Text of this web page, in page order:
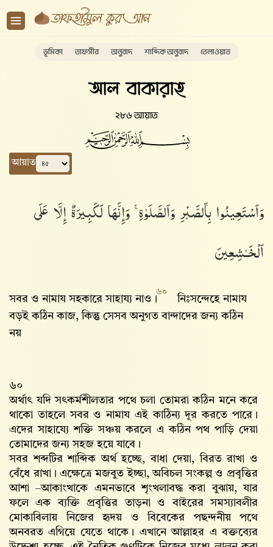
ভূমিকা তাফসীর অনুবাদ শাব্দিক অনুবাদ তেলাওয়াত
আল বাকারাহ
২৮৬ আয়াত
আয়াত
وَٱسْتَعِينُوا۟ بِٱلصَّبْرِ وَٱلصَّلَوٰةِ ۚ وَإِنَّهَا لَكَبِيرَةٌ إِلَّا عَلَى
ٱلْخَـٰشِعِينَ
সবর ও নামায সহকারে সাহায্য নাও।
৬০
নিঃসন্দেহে নামায
বড়ই কঠিন কাজ, কিন্তু সেসব অনুগত বান্দাদের জন্য কঠিন
নয়
৬০
অর্থাৎ যদি সৎকর্মশীলতার পথে চলা তোমরা কঠিন মনে করে
থাকো তাহলে সবর ও নামায এই কাঠিন্য দূর করতে পারে।
এদের সাহায্যে শক্তি সঞ্চয় করলে এ কঠিন পথ পাড়ি দেয়া
তোমাদের জন্য সহজ হয়ে যাবে।
সবর শব্দটির শাব্দিক অর্থ হচ্ছে, বাধা দেয়া, বিরত রাখা ও
বেঁধে রাখা। এক্ষেত্রে মজবুত ইচ্ছা, অবিচল সংকল্প ও প্রবৃত্তির
আশা –আকাংখাকে এমনভাবে শৃংখলাবদ্ধ করা বুঝায়, যার
ফলে এক ব্যক্তি প্রবৃত্তির তাড়না ও বাইরের সমস্যাবলীর
মোকাবিলায় নিজের হৃদয় ও বিবেকের পছন্দনীয় পথে
অনবরত এগিয়ে যেতে থাকে। এখানে আল্লাহর এ বক্তব্যের